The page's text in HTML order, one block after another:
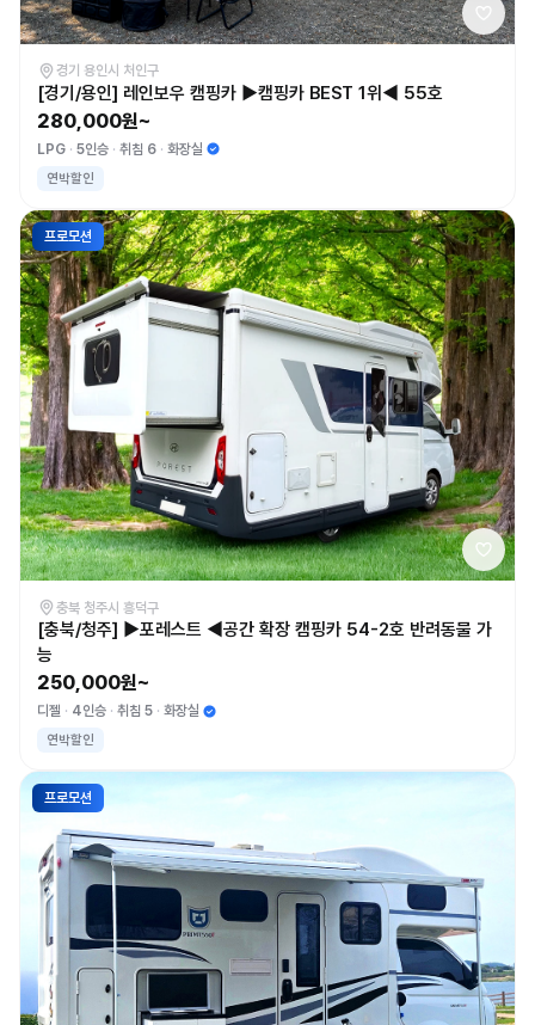
경기 용인시 처인구
[경기/용인] 레인보우 캠핑카 ▶캠핑카 BEST 1위◀ 55호
280,000원~
LPG 5인승 취침 6 화장실
연박할인
프로모션
충북 청주시 흥덕구
[충북/청주] ▶포레스트 ◀공간 확장 캠핑카 54-2호 반려동물 가
능
250,000원~
디젤 4인승 취침 5 화장실
연박할인
프로모션